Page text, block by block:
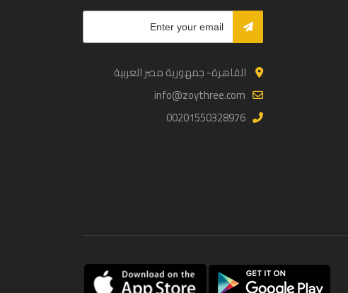
القاهرة- جمهورية مصر العربية
info@zoythree.com
00201550328976